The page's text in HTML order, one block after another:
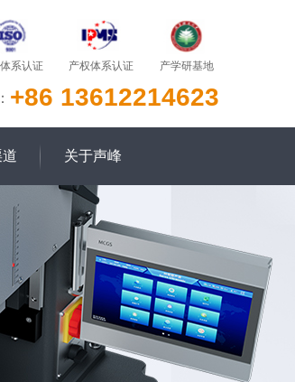
系认证 产权体系认证 产学研基地
+86 13612214623
关于声峰